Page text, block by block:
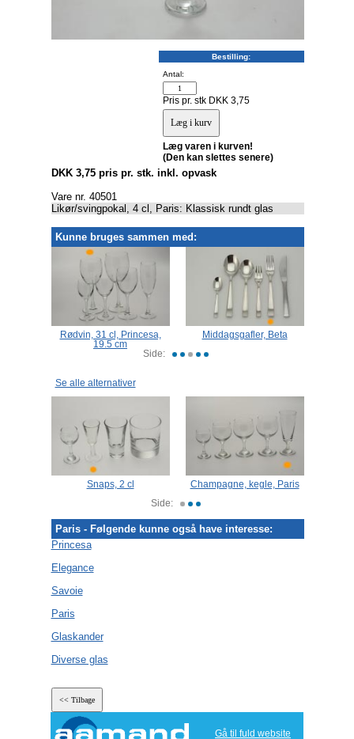
Bestilling:
Antal:
Pris pr. stk DKK 3,75
Læg varen i kurven!
(Den kan slettes senere)
DKK 3,75 pris pr. stk. inkl. opvask
Vare nr. 40501
Likør/svingpokal, 4 cl, Paris: Klassisk rundt glas
Kunne bruges sammen med:
Se alle alternativer
Paris - Følgende kunne også have interesse:
Princesa
Elegance
Savoie
Paris
Glaskander
Diverse glas
Gå til fuld website
Rødvin, 31 cl, Princesa,
19.5 cm
Middagsgafler, Beta
Side:
Snaps, 2 cl Champagne, kegle, Paris
Side: